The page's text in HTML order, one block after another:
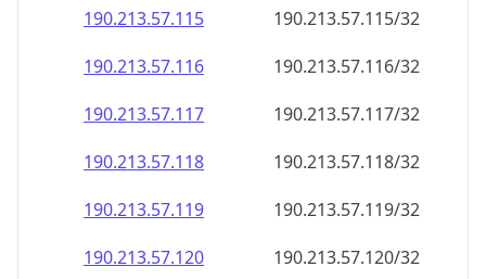
190.213.57.115
190.213.57.115/32
190.213.57.116
190.213.57.116/32
190.213.57.117
190.213.57.117/32
190.213.57.118
190.213.57.118/32
190.213.57.119
190.213.57.119/32
190.213.57.120
190.213.57.120/32